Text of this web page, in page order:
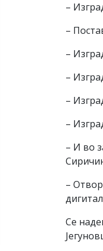
–
–
–
–
–
–
– И во
–
Се